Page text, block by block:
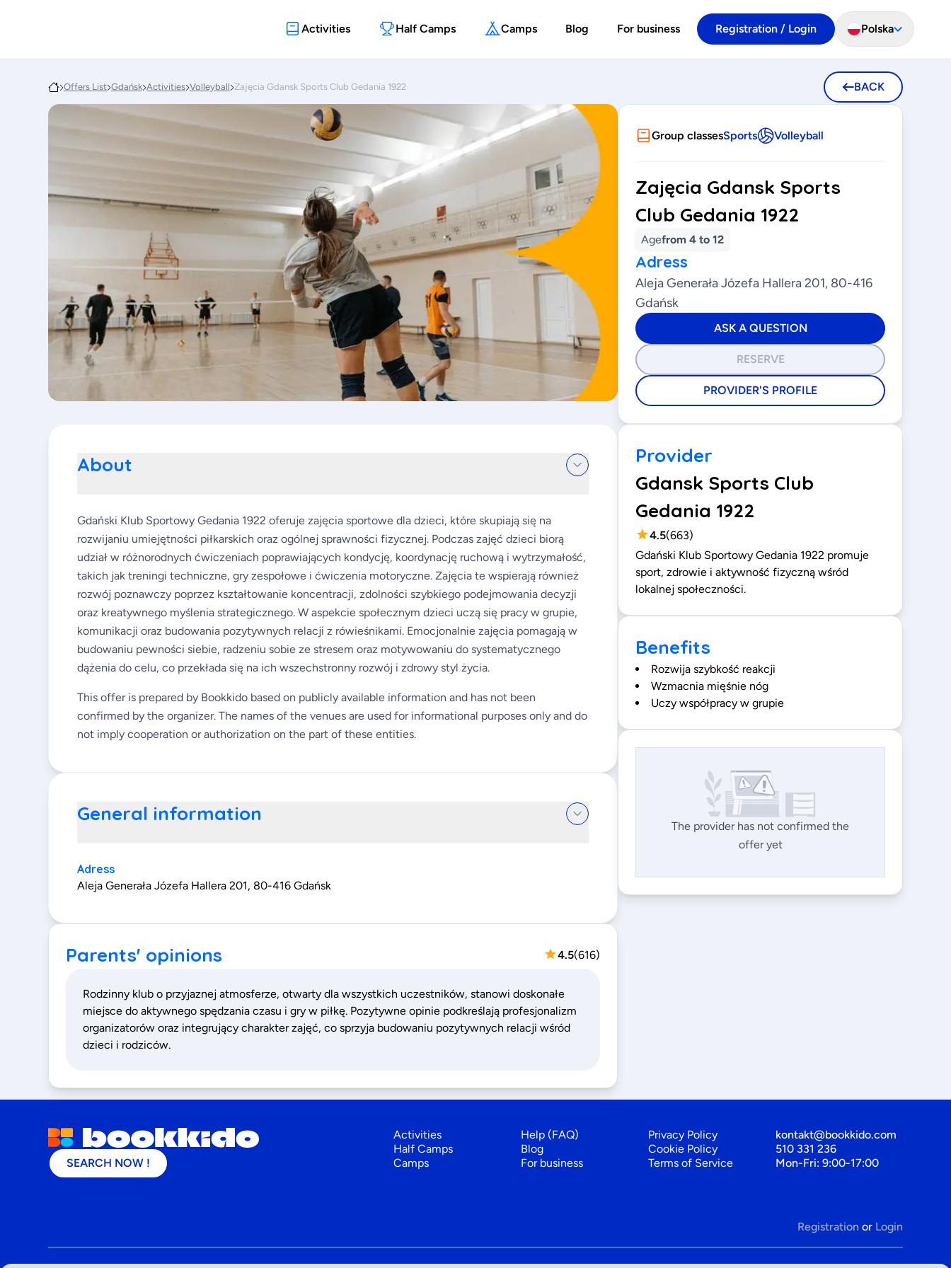
Activities Half Camps Camps Blog For business Registration / Login Polska
Offers List Gdańsk Activities Volleyball Zajęcia Gdansk Sports Club Gedania 1922 BACK
Group classesSports Volleyball
Zajęcia Gdansk Sports
Club Gedania 1922
Agefrom 4 to 12
Adress
Aleja Generała Józefa Hallera 201, 80-416
Gdańsk
ASK A QUESTION
RESERVE
PROVIDER'S PROFILE
About
Gdański Klub Sportowy Gedania 1922 oferuje zajęcia sportowe dla dzieci, które skupiają się na
rozwijaniu umiejętności piłkarskich oraz ogólnej sprawności fizycznej. Podczas zajęć dzieci biorą
udział w różnorodnych ćwiczeniach poprawiających kondycję, koordynację ruchową i wytrzymałość,
takich jak treningi techniczne, gry zespołowe i ćwiczenia motoryczne. Zajęcia te wspierają również
rozwój poznawczy poprzez kształtowanie koncentracji, zdolności szybkiego podejmowania decyzji
oraz kreatywnego myślenia strategicznego. W aspekcie społecznym dzieci uczą się pracy w grupie,
komunikacji oraz budowania pozytywnych relacji z rówieśnikami. Emocjonalnie zajęcia pomagają w
budowaniu pewności siebie, radzeniu sobie ze stresem oraz motywowaniu do systematycznego
dążenia do celu, co przekłada się na ich wszechstronny rozwój i zdrowy styl życia.
This offer is prepared by Bookkido based on publicly available information and has not been
confirmed by the organizer. The names of the venues are used for informational purposes only and do
not imply cooperation or authorization on the part of these entities.
General information
Adress
Aleja Generała Józefa Hallera 201, 80-416 Gdańsk
Parents' opinions 4.5(616)
Rodzinny klub o przyjaznej atmosferze, otwarty dla wszystkich uczestników, stanowi doskonałe
miejsce do aktywnego spędzania czasu i gry w piłkę. Pozytywne opinie podkreślają profesjonalizm
organizatorów oraz integrujący charakter zajęć, co sprzyja budowaniu pozytywnych relacji wśród
dzieci i rodziców.
Provider
Gdansk Sports Club
Gedania 1922
4.5(663)
Gdański Klub Sportowy Gedania 1922 promuje
sport, zdrowie i aktywność fizyczną wśród
lokalnej społeczności.
Benefits
Rozwija szybkość reakcji
Wzmacnia mięśnie nóg
Uczy współpracy w grupie
The provider has not confirmed the
offer yet
SEARCH NOW !
Activities
Half Camps
Camps
Help (FAQ)
Blog
For business
Privacy Policy
Cookie Policy
Terms of Service
kontakt@bookkido.com
510 331 236
Mon-Fri: 9:00-17:00
Registration or Login